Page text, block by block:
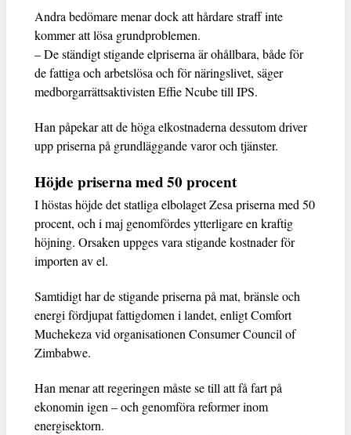
Andra bedömare menar dock att hårdare straff inte
kommer att lösa grundproblemen.
– De ständigt stigande elpriserna är ohållbara, både för
de fattiga och arbetslösa och för näringslivet, säger
medborgarrättsaktivisten Effie Ncube till IPS.
Han påpekar att de höga elkostnaderna dessutom driver
upp priserna på grundläggande varor och tjänster.
Höjde priserna med 50 procent
I höstas höjde det statliga elbolaget Zesa priserna med 50
procent, och i maj genomfördes ytterligare en kraftig
höjning. Orsaken uppges vara stigande kostnader för
importen av el.
Samtidigt har de stigande priserna på mat, bränsle och
energi fördjupat fattigdomen i landet, enligt Comfort
Muchekeza vid organisationen Consumer Council of
Zimbabwe.
Han menar att regeringen måste se till att få fart på
ekonomin igen – och genomföra reformer inom
energisektorn.